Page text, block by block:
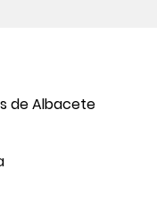
de Albacete